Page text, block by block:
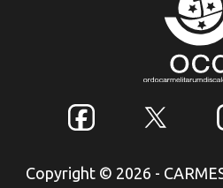
Copyright © 2026 -